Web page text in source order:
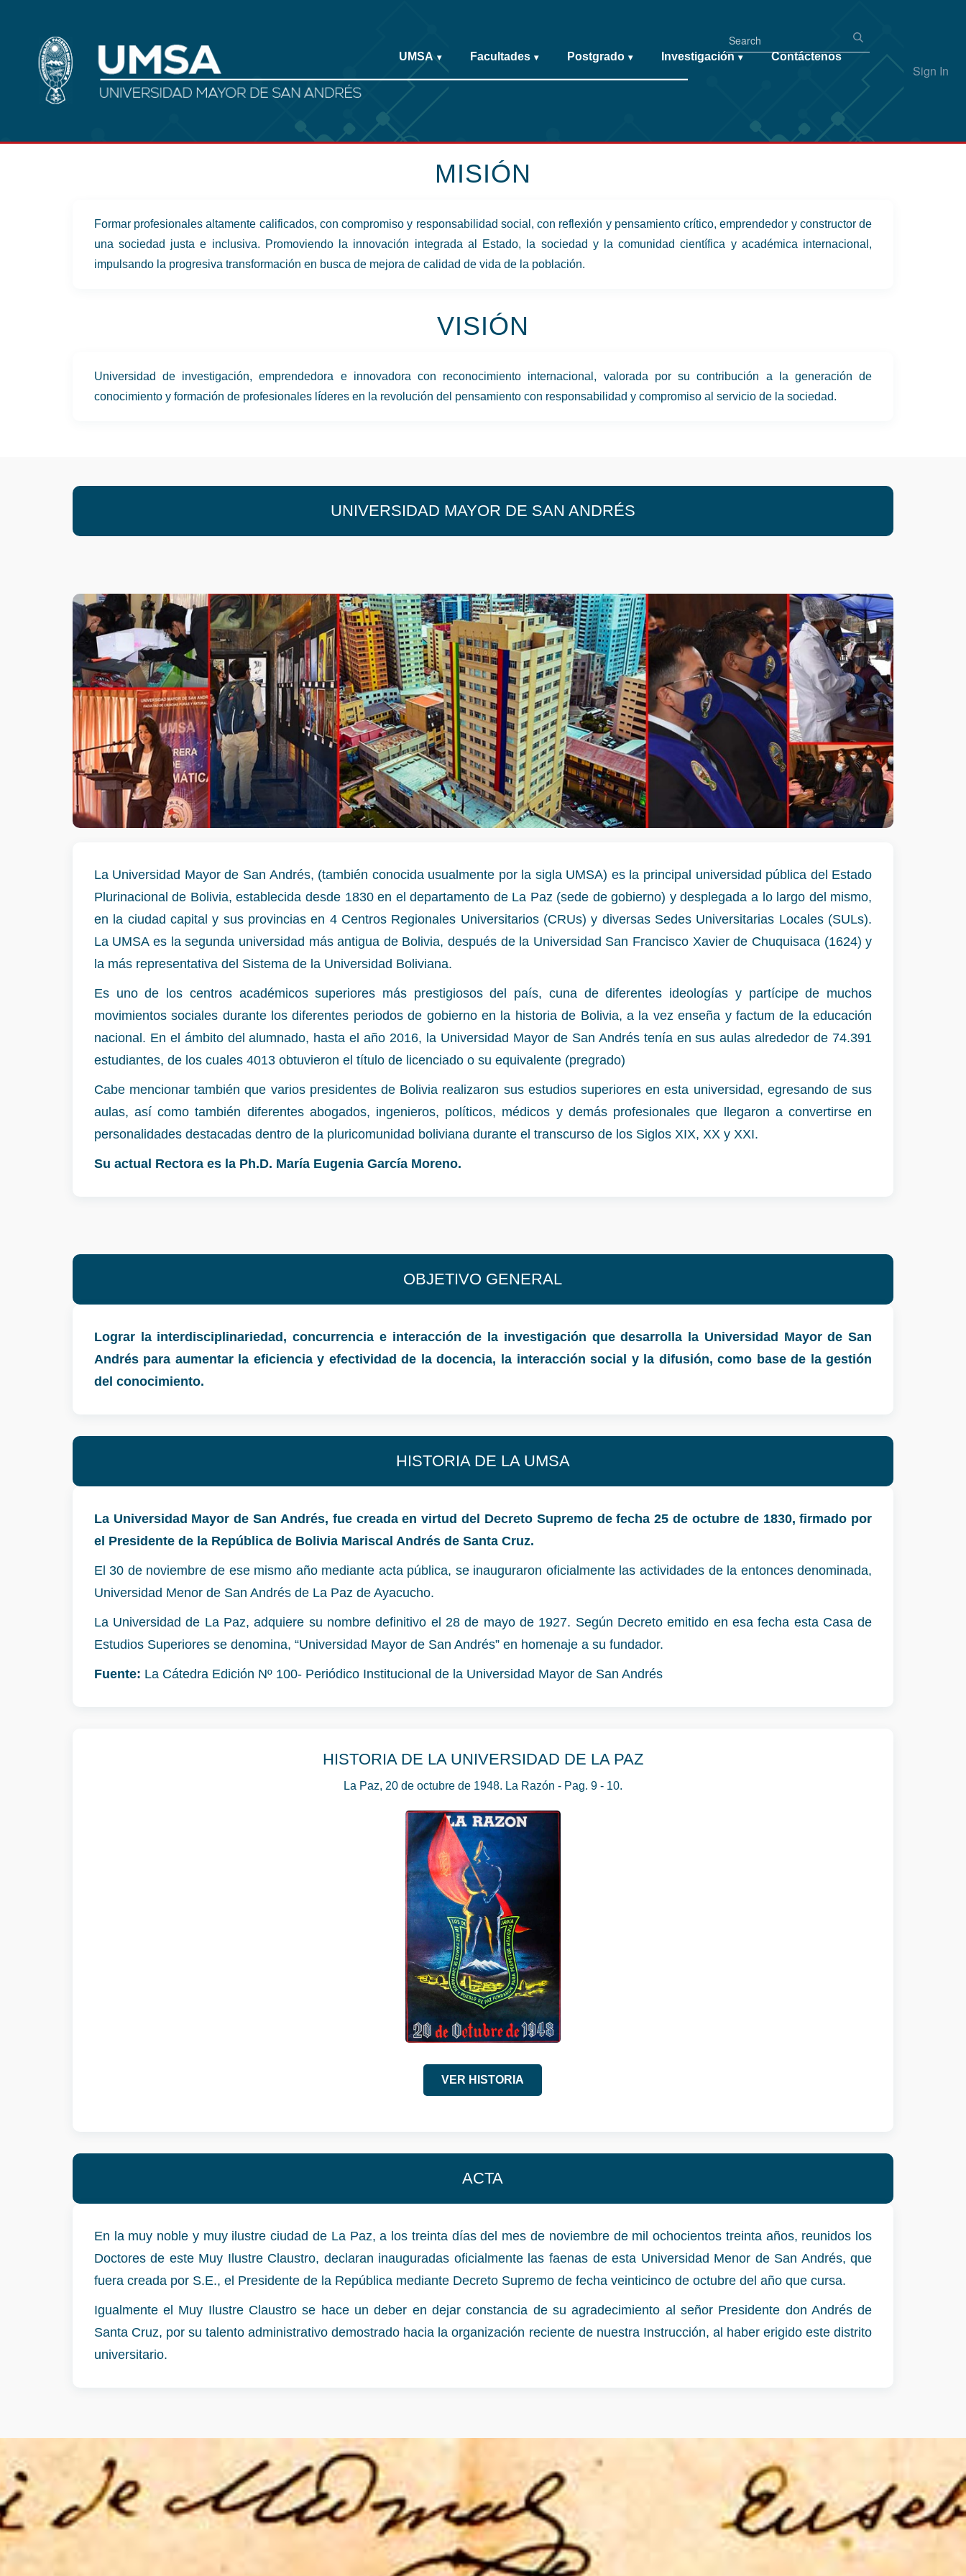
Sign In
UMSA ▾ Facultades ▾ Postgrado ▾ Investigación ▾ Contáctenos
MISIÓN
Formar profesionales altamente calificados, con compromiso y responsabilidad social, con reflexión y pensamiento crítico, emprendedor y constructor de
una sociedad justa e inclusiva. Promoviendo la innovación integrada al Estado, la sociedad y la comunidad científica y académica internacional,
impulsando la progresiva transformación en busca de mejora de calidad de vida de la población.
VISIÓN
Universidad de investigación, emprendedora e innovadora con reconocimiento internacional, valorada por su contribución a la generación de
conocimiento y formación de profesionales líderes en la revolución del pensamiento con responsabilidad y compromiso al servicio de la sociedad.
UNIVERSIDAD MAYOR DE SAN ANDRÉS
La Universidad Mayor de San Andrés, (también conocida usualmente por la sigla UMSA) es la principal universidad pública del Estado
Plurinacional de Bolivia, establecida desde 1830 en el departamento de La Paz (sede de gobierno) y desplegada a lo largo del mismo,
en la ciudad capital y sus provincias en 4 Centros Regionales Universitarios (CRUs) y diversas Sedes Universitarias Locales (SULs).
La UMSA es la segunda universidad más antigua de Bolivia, después de la Universidad San Francisco Xavier de Chuquisaca (1624) y
la más representativa del Sistema de la Universidad Boliviana.
Es uno de los centros académicos superiores más prestigiosos del país, cuna de diferentes ideologías y partícipe de muchos
movimientos sociales durante los diferentes periodos de gobierno en la historia de Bolivia, a la vez enseña y factum de la educación
nacional. En el ámbito del alumnado, hasta el año 2016, la Universidad Mayor de San Andrés tenía en sus aulas alrededor de 74.391
estudiantes, de los cuales 4013 obtuvieron el título de licenciado o su equivalente (pregrado)
Cabe mencionar también que varios presidentes de Bolivia realizaron sus estudios superiores en esta universidad, egresando de sus
aulas, así como también diferentes abogados, ingenieros, políticos, médicos y demás profesionales que llegaron a convertirse en
personalidades destacadas dentro de la pluricomunidad boliviana durante el transcurso de los Siglos XIX, XX y XXI.
Su actual Rectora es la Ph.D. María Eugenia García Moreno.
OBJETIVO GENERAL
Lograr la interdisciplinariedad, concurrencia e interacción de la investigación que desarrolla la Universidad Mayor de San
Andrés para aumentar la eficiencia y efectividad de la docencia, la interacción social y la difusión, como base de la gestión
del conocimiento.
HISTORIA DE LA UMSA
La Universidad Mayor de San Andrés, fue creada en virtud del Decreto Supremo de fecha 25 de octubre de 1830, firmado por
el Presidente de la República de Bolivia Mariscal Andrés de Santa Cruz.
El 30 de noviembre de ese mismo año mediante acta pública, se inauguraron oficialmente las actividades de la entonces denominada,
Universidad Menor de San Andrés de La Paz de Ayacucho.
La Universidad de La Paz, adquiere su nombre definitivo el 28 de mayo de 1927. Según Decreto emitido en esa fecha esta Casa de
Estudios Superiores se denomina, “Universidad Mayor de San Andrés” en homenaje a su fundador.
Fuente: La Cátedra Edición Nº 100- Periódico Institucional de la Universidad Mayor de San Andrés
HISTORIA DE LA UNIVERSIDAD DE LA PAZ
La Paz, 20 de octubre de 1948. La Razón - Pag. 9 - 10.
VER HISTORIA
ACTA
En la muy noble y muy ilustre ciudad de La Paz, a los treinta días del mes de noviembre de mil ochocientos treinta años, reunidos los
Doctores de este Muy Ilustre Claustro, declaran inauguradas oficialmente las faenas de esta Universidad Menor de San Andrés, que
fuera creada por S.E., el Presidente de la República mediante Decreto Supremo de fecha veinticinco de octubre del año que cursa.
Igualmente el Muy Ilustre Claustro se hace un deber en dejar constancia de su agradecimiento al señor Presidente don Andrés de
Santa Cruz, por su talento administrativo demostrado hacia la organización reciente de nuestra Instrucción, al haber erigido este distrito
universitario.